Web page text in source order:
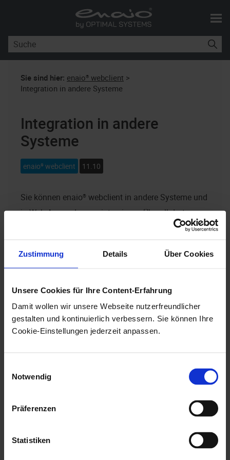
Zustimmung Details Über Cookies
Unsere Cookies für Ihre Content-Erfahrung
Damit wollen wir unsere Webseite nutzerfreundlicher
gestalten und kontinuierlich verbessern. Sie können Ihre
Cookie-Einstellungen jederzeit anpassen.
Notwendig
Präferenzen
Statistiken
Skip To Main Content
Sie sind hier: enaio® webclient >
Integration in andere Systeme
Integration in andere
Systeme
enaio® webclient 11.10
Sie können enaio® webclient in andere Systeme und
in Web-Anwendungen integrieren: Überall dort, wo
URLs ausgewertet werden, also in erster Linie in Web-
integriert werden.
enaio® webclientautomatisch eine bestimmte Aktion
durchführen lassen, beispielsweise das Öffnen eines
enaio®-Dokuments oder das Ausführen einer
Aktion durchgeführt werden soll, legen Sie über
Diese URL ist folgendermaßen aufgebaut:
http://<DOMAIN>/<Name_der_Webanwendung>/#/entry?